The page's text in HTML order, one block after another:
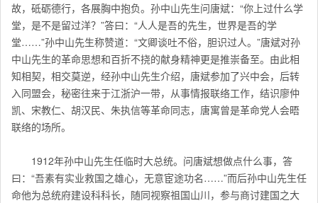
故，砥砺德行，各展胸中抱负。孙中山先生问唐斌：“你上过什么学
堂，是不是留过洋？”答曰：“人人是吾的先生，世界是吾的学
堂……”孙中山先生称赞道：“文卿谈吐不俗，胆识过人。”唐斌对孙
中山先生的革命思想和百折不挠的献身精神更是推崇备至。由此相
知相契，相交莫逆，经孙中山先生介绍，唐斌参加了兴中会，后转
入同盟会，秘密往来于江浙沪一带，从事情报联络工作，结识廖仲
凯、宋教仁、胡汉民、朱执信等革命同志，唐寓曾是革命党人会晤
联络的场所。
1912年孙中山先生任临时大总统。问唐斌想做点什么事，答
曰：“吾素有实业救国之雄心，无意宦途功名……”而后孙中山先生任
命他为总统府建设科科长，随同视察祖国山川，参与商讨建国之大